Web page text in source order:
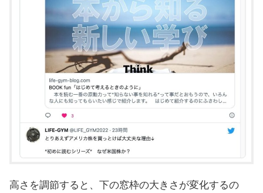
高さを調節すると、下の窓枠の大きさが変化するの